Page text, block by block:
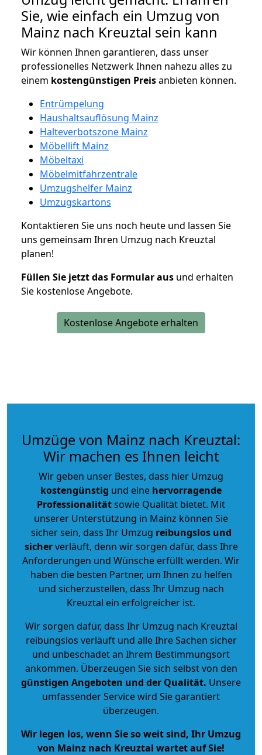
Sie, wie einfach ein Umzug von
Mainz nach Kreuztal sein kann
Wir können Ihnen garantieren, dass unser
professionelles Netzwerk Ihnen nahezu alles zu
einem kostengünstigen Preisanbieten können.
Entrümpelung
Haushaltsauflösung Mainz
Halteverbotszone Mainz
Möbellift Mainz
Möbeltaxi
Möbelmitfahrzentrale
Umzugshelfer Mainz
Umzugskartons
Kontaktieren Sie uns noch heute und lassen Sie
uns gemeinsam Ihren Umzug nach Kreuztal
planen!
Füllen Sie jetzt das Formular aus und erhalten
Sie kostenlose Angebote.
Kostenlose Angebote erhalten
Umzüge von Mainz nach Kreuztal:
Wir machen es Ihnen leicht
Wir geben unser Bestes, dass hier Umzug
kostengünstig und eine hervorragende
Professionalitätsowie Qualität bietet. Mit
unserer Unterstützung in Mainz können Sie
sicher sein, dass Ihr Umzug reibungslos und
sicherverläuft, denn wir sorgen dafür, dass Ihre
Anforderungen und Wünsche erfüllt werden. Wir
haben die besten Partner, um Ihnen zu helfen
und sicherzustellen, dass Ihr Umzug nach
Kreuztal ein erfolgreicher ist.
Wir sorgen dafür, dass Ihr Umzug nach Kreuztal
reibungslos verläuft und alle Ihre Sachen sicher
und unbeschadet an Ihrem Bestimmungsort
ankommen. Überzeugen Sie sich selbst von den
günstigen Angeboten und der Qualität. Unsere
umfassender Service wird Sie garantiert
überzeugen.
Wir legen los, wenn Sie so weit sind, Ihr Umzug
von Mainz nach Kreuztal wartet auf Sie!